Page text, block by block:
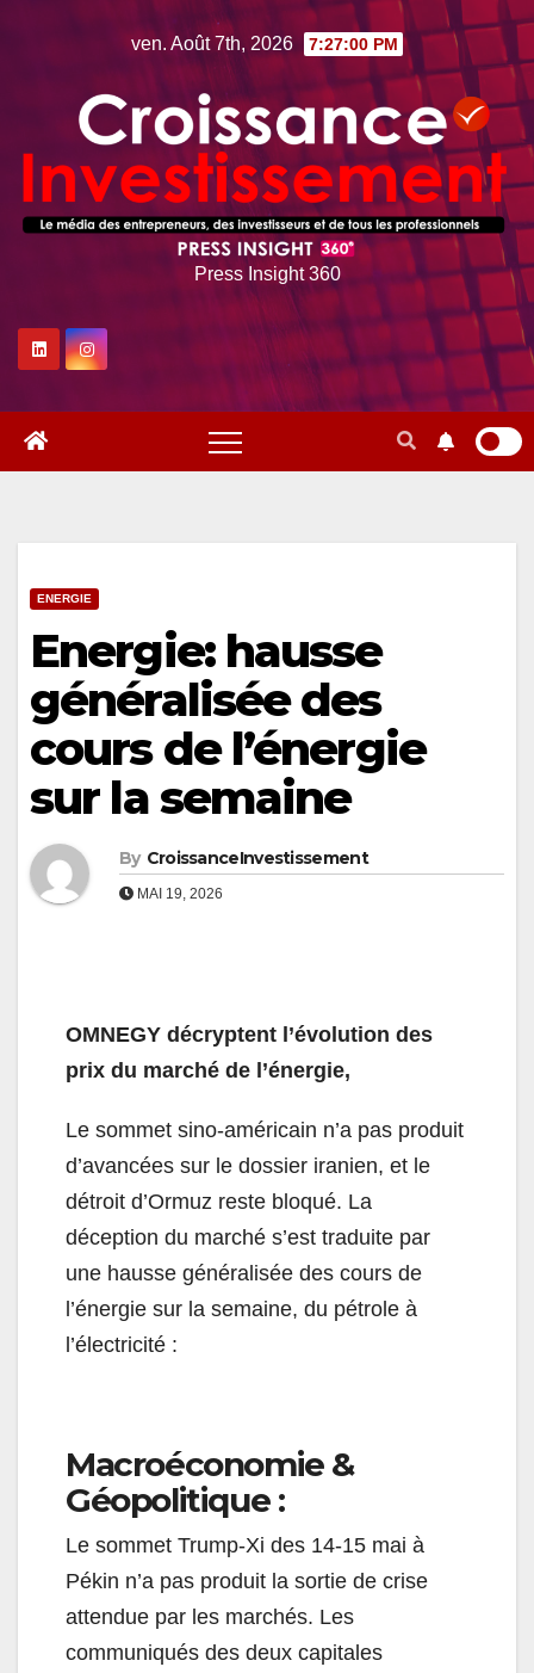
ven. Août 7th, 2026 7:27:01 PM
Press Insight 360
ENERGIE
Energie: hausse
généralisée des
cours de l’énergie
sur la semaine
By CroissanceInvestissement
MAI 19, 2026
OMNEGY décryptent l’évolution des
prix du marché de l’énergie,
Le sommet sino-américain n’a pas produit
d’avancées sur le dossier iranien, et le
détroit d’Ormuz reste bloqué. La
déception du marché s’est traduite par
une hausse généralisée des cours de
l’énergie sur la semaine, du pétrole à
l’électricité :
Macroéconomie &
Géopolitique :
Le sommet Trump-Xi des 14-15 mai à
Pékin n’a pas produit la sortie de crise
attendue par les marchés. Les
communiqués des deux capitales